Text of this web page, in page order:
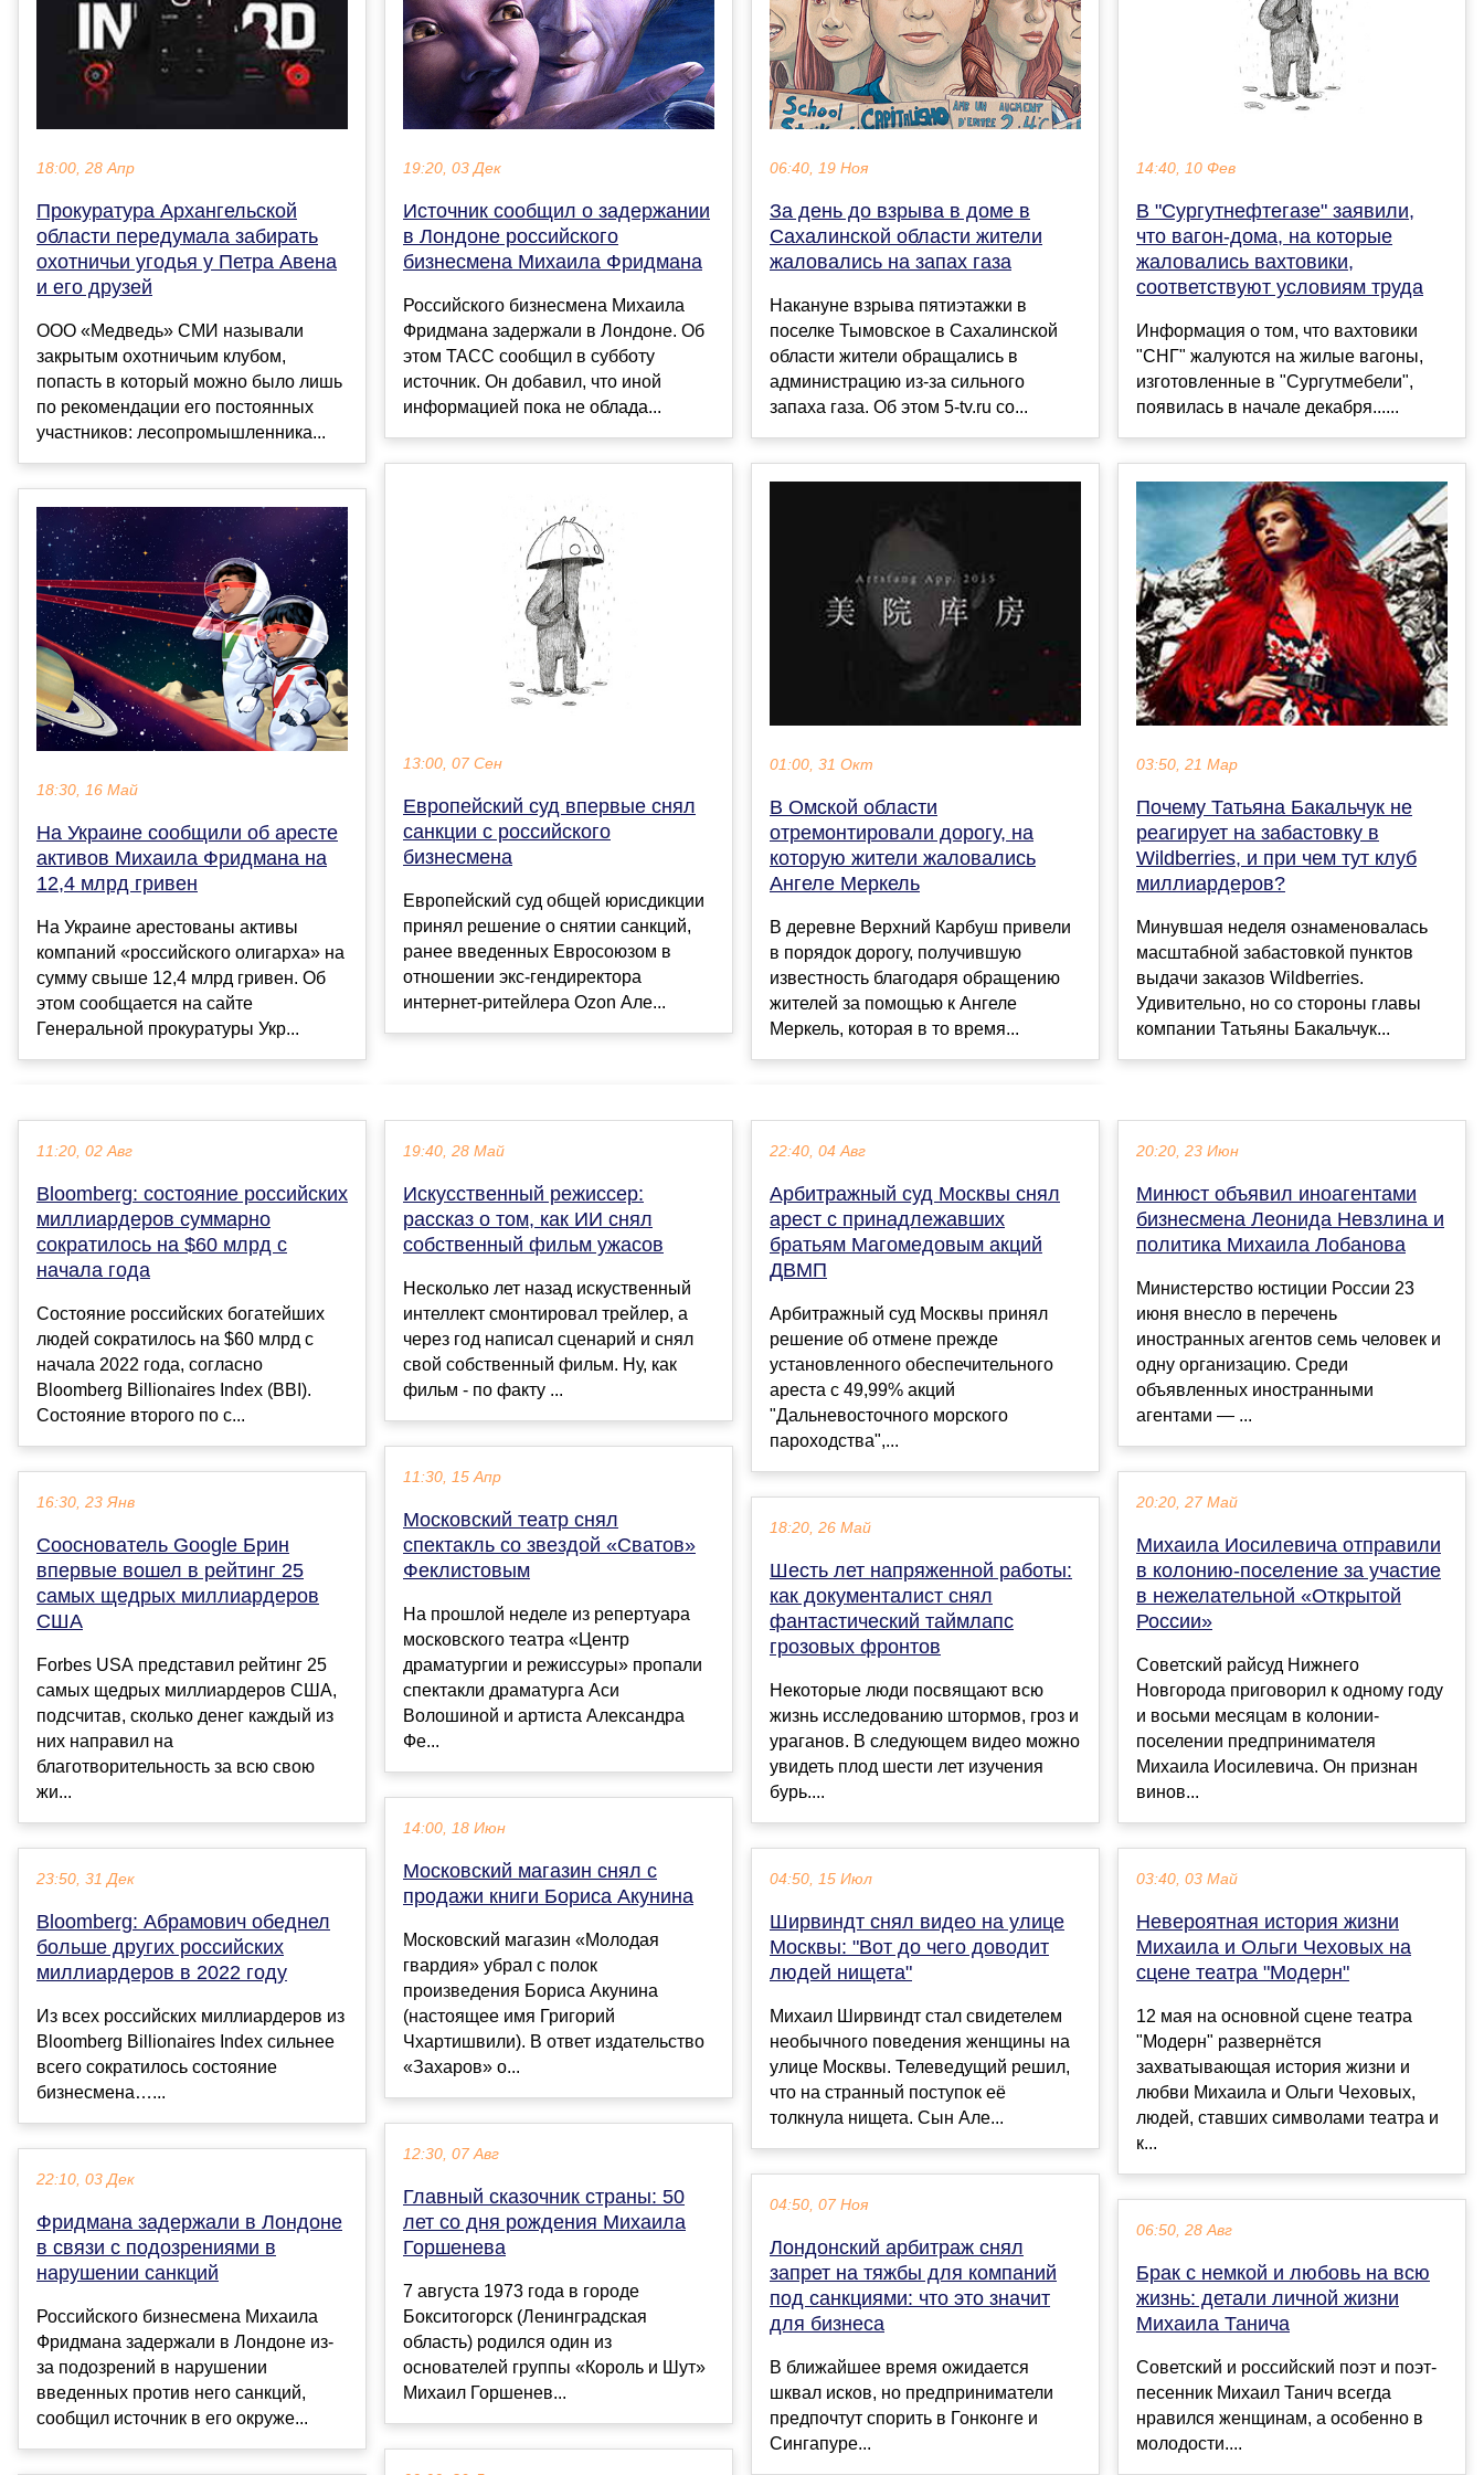
18:00, 28 Апр
Прокуратура Архангельской
области передумала забирать
охотничьи угодья у Петра Авена
и его друзей
ООО «Медведь» СМИ называли
закрытым охотничьим клубом,
попасть в который можно было лишь
по рекомендации его постоянных
участников: лесопромышленника...
18:30, 16 Май
На Украине сообщили об аресте
активов Михаила Фридмана на
12,4 млрд гривен
На Украине арестованы активы
компаний «российского олигарха» на
сумму свыше 12,4 млрд гривен. Об
этом сообщается на сайте
Генеральной прокуратуры Укр...
19:20, 03 Дек
Источник сообщил о задержании
в Лондоне российского
бизнесмена Михаила Фридмана
Российского бизнесмена Михаила
Фридмана задержали в Лондоне. Об
этом ТАСС сообщил в субботу
источник. Он добавил, что иной
информацией пока не облада...
13:00, 07 Сен
Европейский суд впервые снял
санкции с российского
бизнесмена
Европейский суд общей юрисдикции
принял решение о снятии санкций,
ранее введенных Евросоюзом в
отношении экс-гендиректора
интернет-ритейлера Ozon Але...
06:40, 19 Ноя
За день до взрыва в доме в
Сахалинской области жители
жаловались на запах газа
Накануне взрыва пятиэтажки в
поселке Тымовское в Сахалинской
области жители обращались в
администрацию из-за сильного
запаха газа. Об этом 5-tv.ru со...
01:00, 31 Окт
В Омской области
отремонтировали дорогу, на
которую жители жаловались
Ангеле Меркель
В деревне Верхний Карбуш привели
в порядок дорогу, получившую
известность благодаря обращению
жителей за помощью к Ангеле
Меркель, которая в то время...
14:40, 10 Фев
В "Сургутнефтегазе" заявили,
что вагон-дома, на которые
жаловались вахтовики,
соответствуют условиям труда
Информация о том, что вахтовики
"СНГ" жалуются на жилые вагоны,
изготовленные в "Сургутмебели",
появилась в начале декабря......
03:50, 21 Мар
Почему Татьяна Бакальчук не
реагирует на забастовку в
Wildberries, и при чем тут клуб
миллиардеров?
Минувшая неделя ознаменовалась
масштабной забастовкой пунктов
выдачи заказов Wildberries.
Удивительно, но со стороны главы
компании Татьяны Бакальчук...
11:20, 02 Авг
Bloomberg: состояние российских
миллиардеров суммарно
сократилось на $60 млрд с
начала года
Состояние российских богатейших
людей сократилось на $60 млрд с
начала 2022 года, согласно
Bloomberg Billionaires Index (BBI).
Состояние второго по с...
16:30, 23 Янв
Сооснователь Google Брин
впервые вошел в рейтинг 25
самых щедрых миллиардеров
США
Forbes USA представил рейтинг 25
самых щедрых миллиардеров США,
подсчитав, сколько денег каждый из
них направил на
благотворительность за всю свою
жи...
23:50, 31 Дек
Bloomberg: Абрамович обеднел
больше других российских
миллиардеров в 2022 году
Из всех российских миллиардеров из
Bloomberg Billionaires Index сильнее
всего сократилось состояние
бизнесмена…...
22:10, 03 Дек
Фридмана задержали в Лондоне
в связи с подозрениями в
нарушении санкций
Российского бизнесмена Михаила
Фридмана задержали в Лондоне из-
за подозрений в нарушении
введенных против него санкций,
сообщил источник в его окруже...
19:40, 28 Май
Искусственный режиссер:
рассказ о том, как ИИ снял
собственный фильм ужасов
Несколько лет назад искуственный
интеллект смонтировал трейлер, а
через год написал сценарий и снял
свой собственный фильм. Ну, как
фильм - по факту ...
11:30, 15 Апр
Московский театр снял
спектакль со звездой «Сватов»
Феклистовым
На прошлой неделе из репертуара
московского театра «Центр
драматургии и режиссуры» пропали
спектакли драматурга Аси
Волошиной и артиста Александра
Фе...
14:00, 18 Июн
Московский магазин снял с
продажи книги Бориса Акунина
Московский магазин «Молодая
гвардия» убрал с полок
произведения Бориса Акунина
(настоящее имя Григорий
Чхартишвили). В ответ издательство
«Захаров» о...
12:30, 07 Авг
Главный сказочник страны: 50
лет со дня рождения Михаила
Горшенева
7 августа 1973 года в городе
Бокситогорск (Ленинградская
область) родился один из
основателей группы «Король и Шут»
Михаил Горшенев...
22:40, 04 Авг
Арбитражный суд Москвы снял
арест с принадлежавших
братьям Магомедовым акций
ДВМП
Арбитражный суд Москвы принял
решение об отмене прежде
установленного обеспечительного
ареста с 49,99% акций
"Дальневосточного морского
пароходства",...
18:20, 26 Май
Шесть лет напряженной работы:
как документалист снял
фантастический таймлапс
грозовых фронтов
Некоторые люди посвящают всю
жизнь исследованию штормов, гроз и
ураганов. В следующем видео можно
увидеть плод шести лет изучения
бурь....
04:50, 15 Июл
Ширвиндт снял видео на улице
Москвы: "Вот до чего доводит
людей нищета"
Михаил Ширвиндт стал свидетелем
необычного поведения женщины на
улице Москвы. Телеведущий решил,
что на странный поступок её
толкнула нищета. Сын Але...
04:50, 07 Ноя
Лондонский арбитраж снял
запрет на тяжбы для компаний
под санкциями: что это значит
для бизнеса
В ближайшее время ожидается
шквал исков, но предприниматели
предпочтут спорить в Гонконге и
Сингапуре...
20:20, 23 Июн
Минюст объявил иноагентами
бизнесмена Леонида Невзлина и
политика Михаила Лобанова
Министерство юстиции России 23
июня внесло в перечень
иностранных агентов семь человек и
одну организацию. Среди
объявленных иностранными
агентами — ...
20:20, 27 Май
Михаила Иосилевича отправили
в колонию-поселение за участие
в нежелательной «Открытой
России»
Советский райсуд Нижнего
Новгорода приговорил к одному году
и восьми месяцам в колонии-
поселении предпринимателя
Михаила Иосилевича. Он признан
винов...
03:40, 03 Май
Невероятная история жизни
Михаила и Ольги Чеховых на
сцене театра "Модерн"
12 мая на основной сцене театра
"Модерн" развернётся
захватывающая история жизни и
любви Михаила и Ольги Чеховых,
людей, ставших символами театра и
к...
06:50, 28 Авг
Брак с немкой и любовь на всю
жизнь: детали личной жизни
Михаила Танича
Советский и российский поэт и поэт-
песенник Михаил Танич всегда
нравился женщинам, а особенно в
молодости....